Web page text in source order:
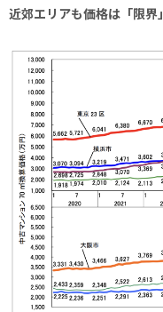
近郊エリアも価格は「限界